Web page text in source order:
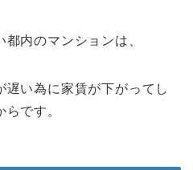
内のマンションは、
い為に家賃が下がってし
です。